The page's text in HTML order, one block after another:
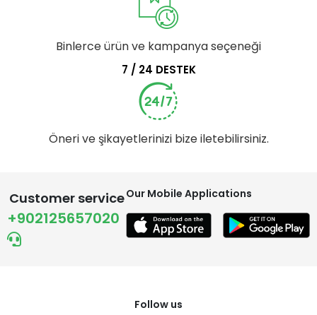
Binlerce ürün ve kampanya seçeneği
7 / 24 DESTEK
Öneri ve şikayetlerinizi bize iletebilirsiniz.
Customer service
+902125657020
Our Mobile Applications
Follow us